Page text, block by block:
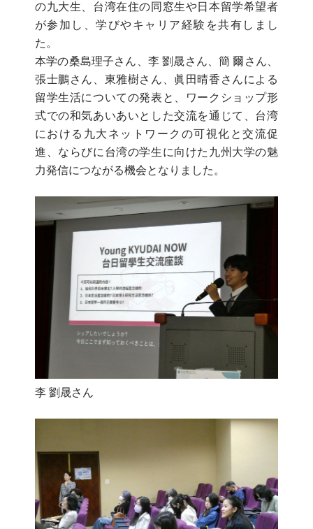
の九大生、台湾在住の同窓生や日本留学希望者
が参加し、学びやキャリア経験を共有しまし
た。
本学の桑島理子さん、李 劉晟さん、簡 爾さん、
張士鵬さん、東雅樹さん、眞田晴香さんによる
留学生活についての発表と、ワークショップ形
式での和気あいあいとした交流を通じて、台湾
における九大ネットワークの可視化と交流促
進、ならびに台湾の学生に向けた九州大学の魅
力発信につながる機会となりました。
李 劉晟さん